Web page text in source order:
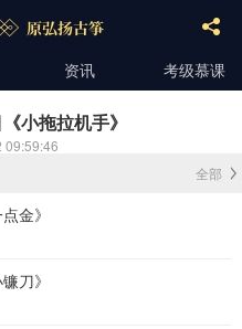
资讯 考级慕课
小拖拉机手》
09:59:46
全部
金》
刀》